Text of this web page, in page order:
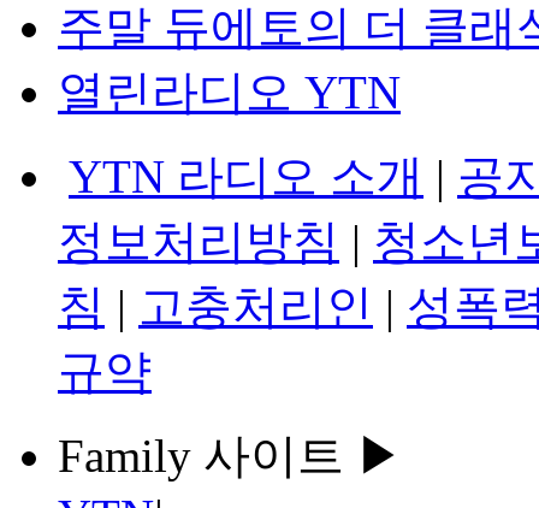
주말 듀에토의 더 클래
열린라디오 YTN
YTN 라디오 소개 | 공
정보처리방침 | 청소년
침 | 고충처리인 | 성폭
규약
Family 사이트 ▶